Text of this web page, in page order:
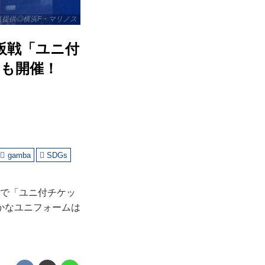
提供◎横浜F・マリノス
戦「ユニ付
開催！
gamba SDGs
「ユニ付チケッ
なユニフォームは